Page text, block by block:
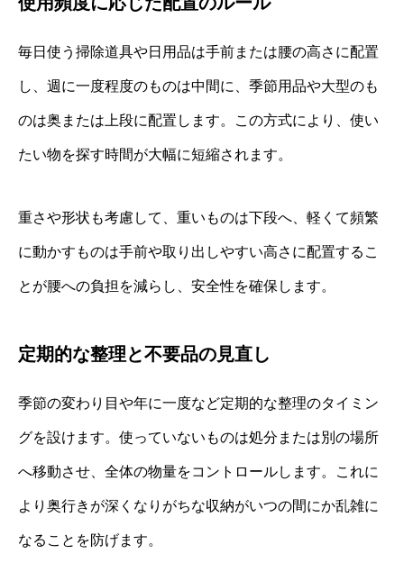
毎日使う掃除道具や日用品は手前または腰の高さに配置
し、週に一度程度のものは中間に、季節用品や大型のも
のは奥または上段に配置します。この方式により、使い
たい物を探す時間が大幅に短縮されます。
重さや形状も考慮して、重いものは下段へ、軽くて頻繁
に動かすものは手前や取り出しやすい高さに配置するこ
とが腰への負担を減らし、安全性を確保します。
定期的な整理と不要品の見直し
季節の変わり目や年に一度など定期的な整理のタイミン
グを設けます。使っていないものは処分または別の場所
へ移動させ、全体の物量をコントロールします。これに
より奥行きが深くなりがちな収納がいつの間にか乱雑に
なることを防げます。